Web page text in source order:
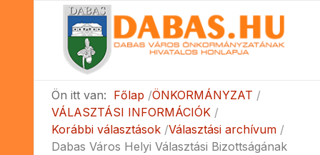
Ön itt van: Főlap ÖNKORMÁNYZAT
VÁLASZTÁSI INFORMÁCIÓK
Korábbi választások Választási archívum
Dabas Város Helyi Választási Bizottságának